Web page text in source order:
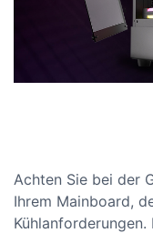
Achten Sie bei der
Ihrem Mainboard,